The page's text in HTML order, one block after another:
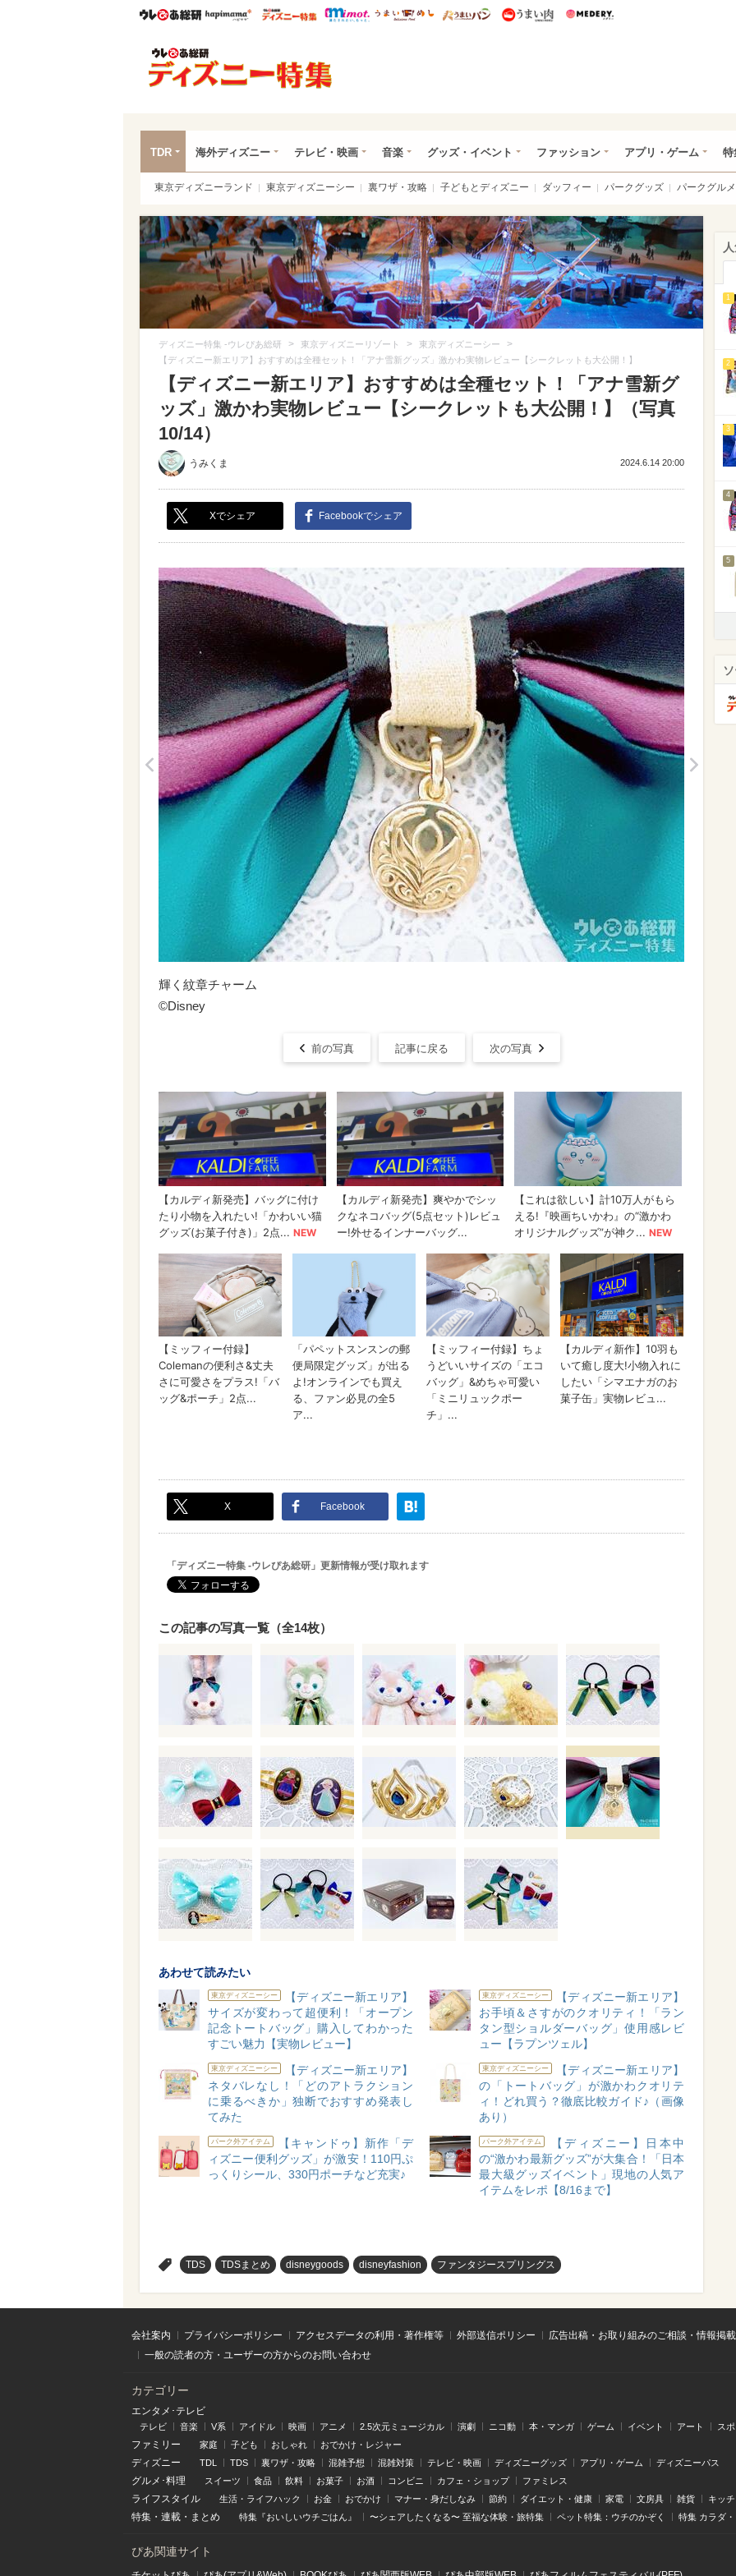
ウレぴあ総研ハピママ* ウレぴあ総研 ディズニー特集
mimot. うまいめし うまいパン うまい肉
TDR 海外ディズニー テレビ・映画 音楽 グッズ・イベント ファッション アプリ・ゲーム 特
東京ディズニーランド 東京ディズニーシー 裏ワザ・攻略 子どもとディズニー ダッフィー パークグッズ パークグルメ
ディズニー特集 -ウレぴあ総研 > 東京ディズニーリゾート > 東京ディズニーシー >
【ディズニー新エリア】おすすめは全種セット！「アナ雪新グッズ」激かわ実物レビュー【シークレットも大公開！】
【ディズニー新エリア】おすすめは全種セット！「アナ雪新グ
ッズ」激かわ実物レビュー【シークレットも大公開！】（写真
10/14）
うみくま 2024.6.14 20:00
Xでシェア Facebookでシェア
輝く紋章チャーム
©Disney
前の写真 記事に戻る 次の写真
X Facebook
「ディズニー特集 -ウレぴあ総研」更新情報が受け取れます
この記事の写真一覧（全14枚）
あわせて読みたい
東京ディズニーシー
【ディズニー新エリア】
サイズが変わって超便利！「オープン
記念トートバッグ」購入してわかった
すごい魅力【実物レビュー】
東京ディズニーシー
【ディズニー新エリア】
お手頃＆さすがのクオリティ！「ラン
タン型ショルダーバッグ」使用感レビ
ュー【ラプンツェル】
東京ディズニーシー
【ディズニー新エリア】
ネタバレなし！「どのアトラクション
に乗るべきか」独断でおすすめ発表し
てみた
東京ディズニーシー
【ディズニー新エリア】
の「トートバッグ」が激かわクオリテ
ィ！どれ買う？徹底比較ガイド♪（画像
あり）
パーク外アイテム
【キャンドゥ】新作「デ
ィズニー便利グッズ」が激安！110円ぷ
っくりシール、330円ポーチなど充実♪
パーク外アイテム
【ディズニー】日本中
の“激かわ最新グッズ”が大集合！「日本
最大級グッズイベント」現地の人気ア
イテムをレポ【8/16まで】
TDS TDSまとめ disneygoods disneyfashion ファンタジースプリングス
1
2
3
4
5
会社案内 プライバシーポリシー アクセスデータの利用・著作権等 外部送信ポリシー
広告出稿・お取り組みのご相談・情報掲
一般の読者の方・ユーザーの方からのお問い合わせ
カテゴリー
エンタメ･テレビ
テレビ 音楽 V系 アイドル 映画 アニメ 2.5次元ミュージカル 演劇 ニコ動 本・マンガ ゲーム イベント アート ス
ファミリー 家庭 子ども おしゃれ おでかけ・レジャー
ディズニー TDL TDS 裏ワザ・攻略 混雑予想 混雑対策 テレビ・映画 ディズニーグッズ アプリ・ゲーム ディズニーパス
グルメ･料理 スイーツ 食品 飲料 お菓子 お酒 コンビニ カフェ・ショップ ファミレス
ライフスタイル 生活・ライフハック お金 おでかけ マナー・身だしなみ 節約 ダイエット・健康 家電 文房具 雑貨 キッ
特集 ・ 連載 ・ まとめ 特集『おいしいウチごはん』 〜シェアしたくなる〜 至福な体験・旅特集 ペット特集：ウチのかぞく 特集 カラダ
ぴあ関連サイト